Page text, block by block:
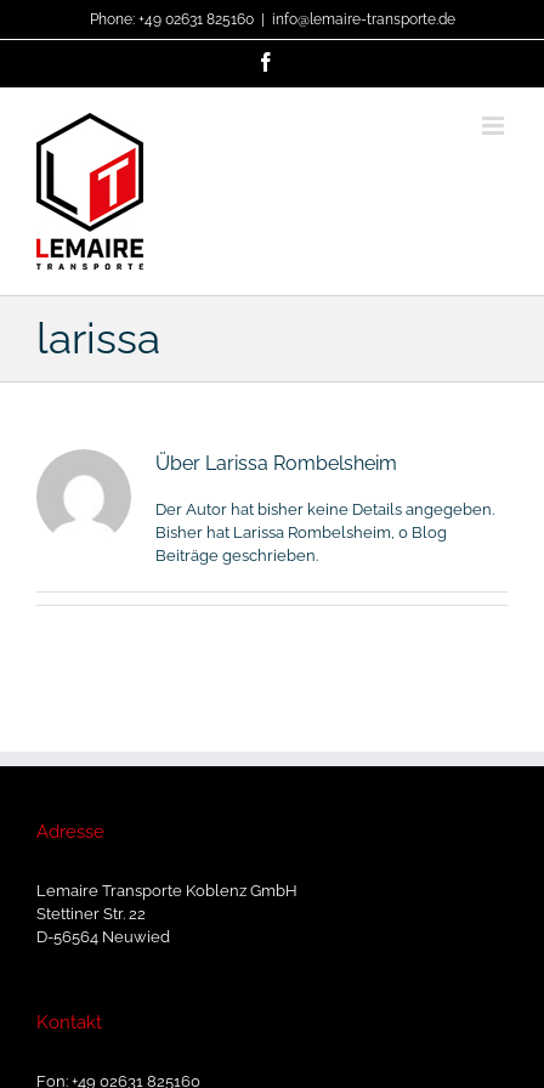
Phone: +49 02631 825160 info@lemaire-transporte.de
larissa
Über Larissa Rombelsheim
Der Autor hat bisher keine Details angegeben.
Bisher hat Larissa Rombelsheim, 0 Blog
Beiträge geschrieben.
Adresse
Lemaire Transporte Koblenz GmbH
Stettiner Str. 22
D-56564 Neuwied
Kontakt
Fon: +49 02631 825160